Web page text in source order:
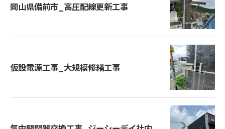
岡山県備前市_高圧配線更新工事
仮設電源工事_大規模修繕工事